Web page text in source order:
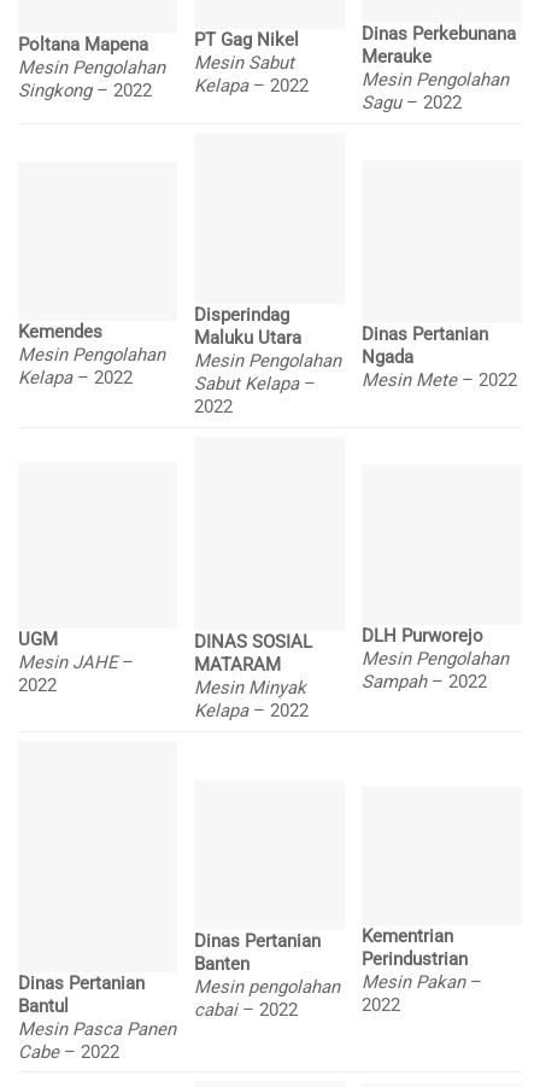
Poltana Mapena
Mesin Pengolahan
Singkong – 2022
PT Gag Nikel
Mesin Sabut
Kelapa – 2022
Dinas Perkebunana
Merauke
Mesin Pengolahan
Sagu – 2022
Kemendes
Mesin Pengolahan
Kelapa – 2022
Disperindag
Maluku Utara
Mesin Pengolahan
Sabut Kelapa –
2022
Dinas Pertanian
Ngada
Mesin Mete – 2022
UGM
Mesin JAHE–
2022
DINAS SOSIAL
MATARAM
Mesin Minyak
Kelapa – 2022
DLH Purworejo
Mesin Pengolahan
Sampah – 2022
Dinas Pertanian
Bantul
Mesin Pasca Panen
Cabe – 2022
Dinas Pertanian
Banten
Mesin pengolahan
cabai – 2022
Kementrian
Perindustrian
Mesin Pakan –
2022